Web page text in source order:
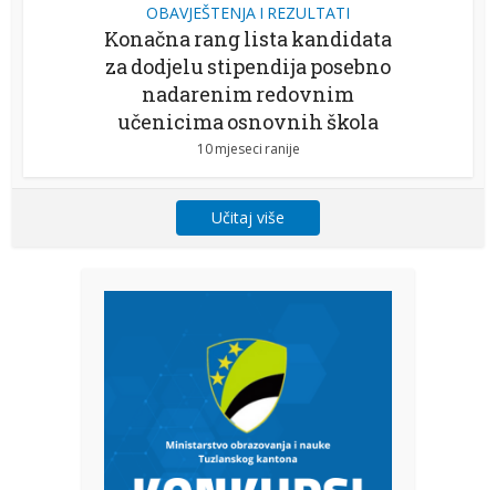
OBAVJEŠTENJA I REZULTATI
Konačna rang lista kandidata
za dodjelu stipendija posebno
nadarenim redovnim
učenicima osnovnih škola
10 mjeseci ranije
Učitaj više